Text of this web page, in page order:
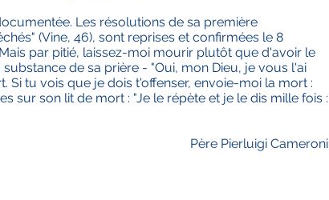
Les résolutions de sa première
(Vine, 46), sont reprises et confirmées le 8
par pitié, laissez-moi mourir plutôt que d'avoir le
de sa prière - "Oui, mon Dieu, je vous l'ai
tu vois que je dois t'offenser, envoie-moi la mort :
sur son lit de mort : "Je le répète et je le dis mille fois :
Père Pierluigi Cameroni